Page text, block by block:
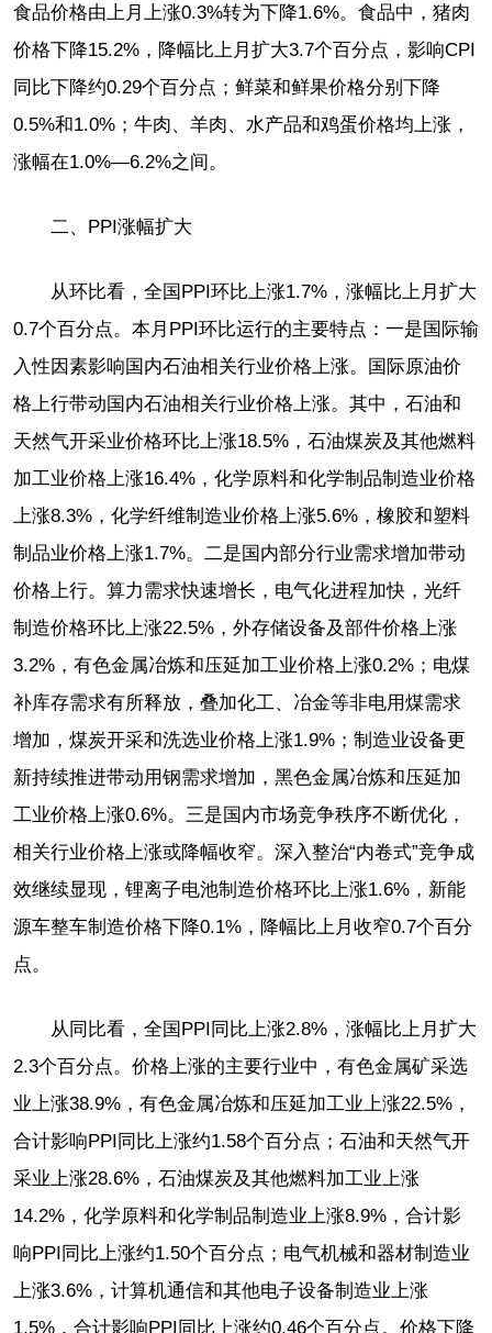
食品价格由上月上涨0.3%转为下降1.6%。食品中，猪肉
价格下降15.2%，降幅比上月扩大3.7个百分点，影响CPI
同比下降约0.29个百分点；鲜菜和鲜果价格分别下降
0.5%和1.0%；牛肉、羊肉、水产品和鸡蛋价格均上涨，
涨幅在1.0%—6.2%之间。
二、PPI涨幅扩大
从环比看，全国PPI环比上涨1.7%，涨幅比上月扩大
0.7个百分点。本月PPI环比运行的主要特点：一是国际输
入性因素影响国内石油相关行业价格上涨。国际原油价
格上行带动国内石油相关行业价格上涨。其中，石油和
天然气开采业价格环比上涨18.5%，石油煤炭及其他燃料
加工业价格上涨16.4%，化学原料和化学制品制造业价格
上涨8.3%，化学纤维制造业价格上涨5.6%，橡胶和塑料
制品业价格上涨1.7%。二是国内部分行业需求增加带动
价格上行。算力需求快速增长，电气化进程加快，光纤
制造价格环比上涨22.5%，外存储设备及部件价格上涨
3.2%，有色金属冶炼和压延加工业价格上涨0.2%；电煤
补库存需求有所释放，叠加化工、冶金等非电用煤需求
增加，煤炭开采和洗选业价格上涨1.9%；制造业设备更
新持续推进带动用钢需求增加，黑色金属冶炼和压延加
工业价格上涨0.6%。三是国内市场竞争秩序不断优化，
相关行业价格上涨或降幅收窄。深入整治“内卷式”竞争成
效继续显现，锂离子电池制造价格环比上涨1.6%，新能
源车整车制造价格下降0.1%，降幅比上月收窄0.7个百分
点。
从同比看，全国PPI同比上涨2.8%，涨幅比上月扩大
2.3个百分点。价格上涨的主要行业中，有色金属矿采选
业上涨38.9%，有色金属冶炼和压延加工业上涨22.5%，
合计影响PPI同比上涨约1.58个百分点；石油和天然气开
采业上涨28.6%，石油煤炭及其他燃料加工业上涨
14.2%，化学原料和化学制品制造业上涨8.9%，合计影
响PPI同比上涨约1.50个百分点；电气机械和器材制造业
上涨3.6%，计算机通信和其他电子设备制造业上涨
1.5%，合计影响PPI同比上涨约0.46个百分点。价格下降